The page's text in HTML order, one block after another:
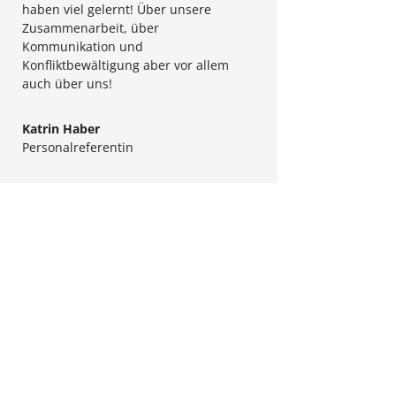
haben viel gelernt! Über unsere
Zusammenarbeit, über
Kommunikation und
Konfliktbewältigung aber vor allem
auch über uns!
Katrin Haber
Personalreferentin